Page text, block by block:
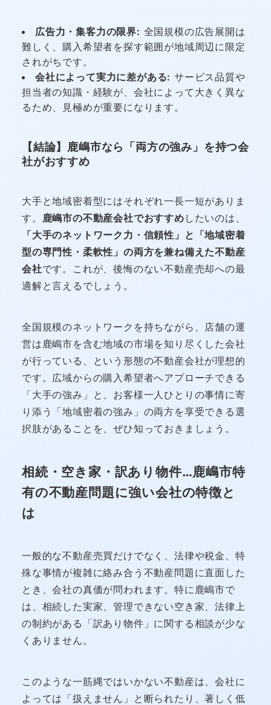
広告力・集客力の限界: 全国規模の広告展開は
難しく、購入希望者を探す範囲が地域周辺に限定
されがちです。
会社によって実力に差がある: サービス品質や
担当者の知識・経験が、会社によって大きく異な
るため、見極めが重要になります。
【結論】鹿嶋市なら「両方の強み」を持つ会
社がおすすめ
大手と地域密着型にはそれぞれ一長一短がありま
す。
鹿嶋市の不動産会社でおすすめ したいのは、
「大手のネットワーク力・信頼性」と「地域密着
型の専門性・柔軟性」の両方を兼ね備えた不動産
会社です。これが、後悔のない不動産売却への最
適解と言えるでしょう。
全国規模のネットワークを持ちながら、店舗の運
営は鹿嶋市を含む地域の市場を知り尽くした会社
が行っている、という形態の不動産会社が理想的
です。広域からの購入希望者へアプローチできる
「大手の強み」と、お客様一人ひとりの事情に寄
り添う「地域密着の強み」の両方を享受できる選
択肢があることを、ぜひ知っておきましょう。
相続・空き家・訳あり物件…鹿嶋市特
有の不動産問題に強い会社の特徴と
は
一般的な不動産売買だけでなく、法律や税金、特
殊な事情が複雑に絡み合う不動産問題に直面した
とき、会社の真価が問われます。特に鹿嶋市で
は、相続した実家、管理できない空き家、法律上
の制約がある「訳あり物件」に関する相談が少な
くありません。
このような一筋縄ではいかない不動産は、会社に
よっては「扱えません」と断られたり、著しく低